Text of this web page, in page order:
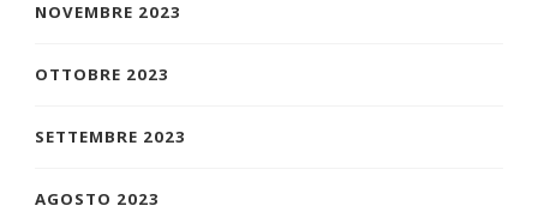
NOVEMBRE 2023
OTTOBRE 2023
SETTEMBRE 2023
AGOSTO 2023